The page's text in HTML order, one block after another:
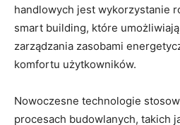
handlowych jest⁣ wykorzystanie
smart building,‌ które
‍zarządzania zasobami⁣
komfortu użytkowników.
Nowoczesne technologie
procesach budowlanych, takich